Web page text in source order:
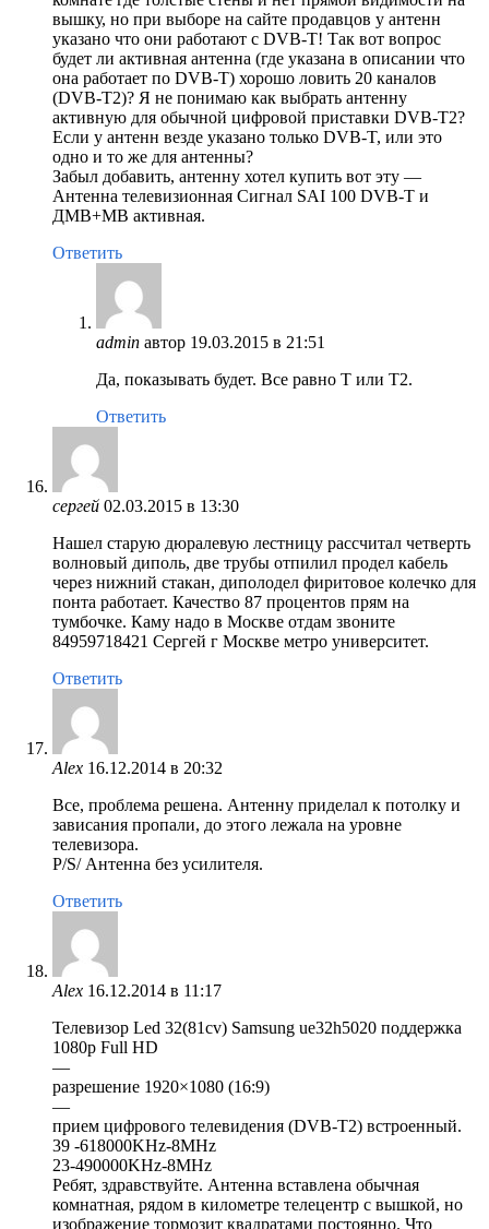
вышку, но при выборе на сайте продавцов у антенн
указано что они работают с DVB-T! Так вот вопрос
будет ли активная антенна (где указана в описании что
она работает по DVB-T) хорошо ловить 20 каналов
(DVB-T2)? Я не понимаю как выбрать антенну
активную для обычной цифровой приставки DVB-T2?
Если у антенн везде указано только DVB-T, или это
одно и то же для антенны?
Забыл добавить, антенну хотел купить вот эту —
Антенна телевизионная Сигнал SAI 100 DVB-T и
ДМВ+МВ активная.
Ответить
admin автор 19.03.2015 в 21:51
Да, показывать будет. Все равно Т или Т2.
Ответить
сергей 02.03.2015 в 13:30
Нашел старую дюралевую лестницу рассчитал четверть
волновый диполь, две трубы отпилил продел кабель
через нижний стакан, диполодел фиритовое колечко для
понта работает. Качество 87 процентов прям на
тумбочке. Каму надо в Москве отдам звоните
84959718421 Сергей г Москве метро университет.
Ответить
Alex 16.12.2014 в 20:32
Все, проблема решена. Антенну приделал к потолку и
зависания пропали, до этого лежала на уровне
телевизора.
P/S/ Антенна без усилителя.
Ответить
Alex 16.12.2014 в 11:17
Телевизор Led 32(81cv) Samsung ue32h5020 поддержка
1080p Full HD
—
разрешение 1920×1080 (16:9)
—
прием цифрового телевидения (DVB-T2) встроенный.
39 -618000KHz-8MHz
23-490000KHz-8MHz
Ребят, здравствуйте. Антенна вставлена обычная
комнатная, рядом в километре телецентр с вышкой, но
изображение тормозит квадратами постоянно. Что